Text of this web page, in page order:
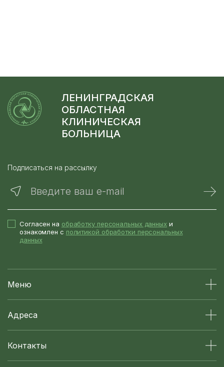
ЛЕНИНГРАДСКАЯ
ОБЛАСТНАЯ
КЛИНИЧЕСКАЯ
БОЛЬНИЦА
Подписаться на рассылку
Введите ваш e-mail
Согласен на обработку персональных данных и
ознакомлен с политикой обработки персональных
данных
Меню
Адреса
Контакты